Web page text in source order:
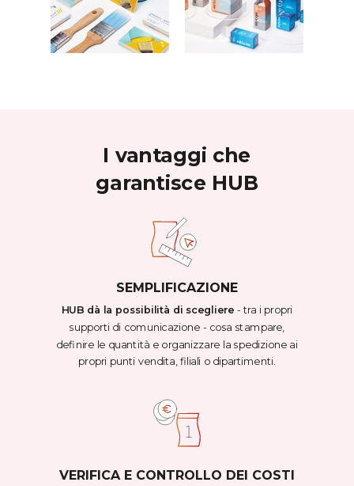
HUB dà la possibilità di scegliere - tra i propri
supporti di comunicazione - cosa stampare,
definire le quantità e organizzare la spedizione ai
propri punti vendita, filiali o dipartimenti.
SEMPLIFICAZIONE
I vantaggi che
garantisce HUB
VERIFICA E CONTROLLO DEI COSTI